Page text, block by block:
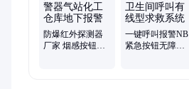
盗报警系统、电子围栏系统
防爆红外探测器
厂家 烟感按钮温
一键呼叫报警NB
紧急按钮无障碍